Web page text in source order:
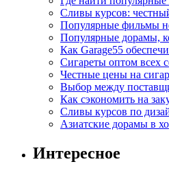
Сливы курсов:
Популярные фильмы
Популярные дорамы,
Как Garage55
Сигареты оптом всех
Честные цены на
Выбор между
Как сэкономить на
Сливы курсов по
Азиатские дорамы в
Интересное